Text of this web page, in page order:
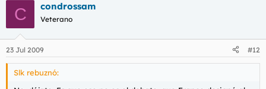
C condrossam
Veterano
23 Jul 2009 #12
Slk rebuznó: